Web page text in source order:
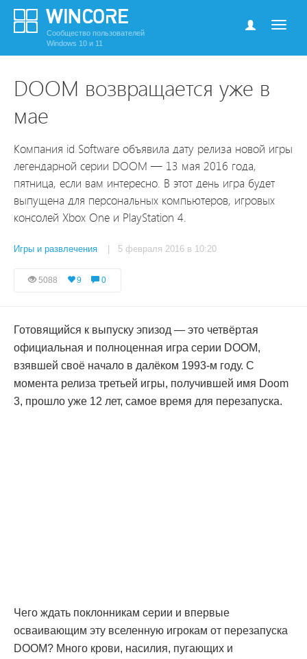
Сообщество пользователей
Windows 10 и 11
DOOM возвращается уже в
мае
Компания id Software объявила дату релиза новой игры
легендарной серии DOOM — 13 мая 2016 года,
пятница, если вам интересно. В этот день игра будет
выпущена для персональных компьютеров, игровых
консолей Xbox One и PlayStation 4.
Игры и развлечения | 5 февраля 2016 в 10:20
5088 9 0
Готовящийся к выпуску эпизод — это четвёртая
официальная и полноценная игра серии DOOM,
взявшей своё начало в далёком 1993-м году. С
момента релиза третьей игры, получившей имя Doom
3, прошло уже 12 лет, самое время для перезапуска.
Чего ждать поклонникам серии и впервые
осваивающим эту вселенную игрокам от перезапуска
DOOM? Много крови, насилия, пугающих и